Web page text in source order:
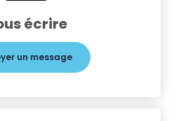
écrire
un message